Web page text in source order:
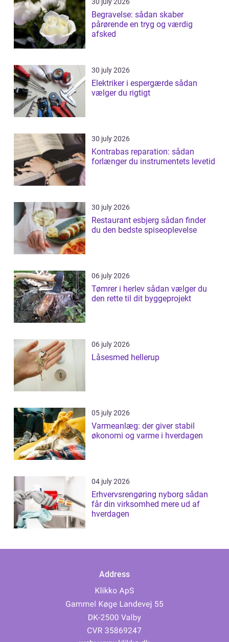
Begravelse: sådan skaber
pårørende en tryg og værdig
afsked
30 july 2026
Elektriker i espergærde sådan
vælger du rigtigt
30 july 2026
Kontrabas reparation: sådan
forlænger du instrumentets levetid
30 july 2026
Restaurant esbjerg sådan finder
du den bedste spiseoplevelse
06 july 2026
Tømrer i herlev sådan vælger du
den rette til dit byggeprojekt
06 july 2026
Låsesmed hellerup
05 july 2026
Varmeanlæg: der giver stabil
økonomi og varme i hverdagen
04 july 2026
Erhvervsrengøring nyborg sådan
får din virksomhed mere ud af
hverdagen
Address